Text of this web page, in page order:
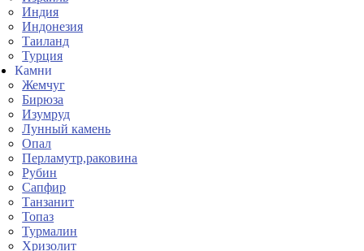
Индия
Индонезия
Таиланд
Турция
Камни
Жемчуг
Бирюза
Изумруд
Лунный камень
Опал
Перламутр,раковина
Рубин
Сапфир
Танзанит
Топаз
Турмалин
Хризолит